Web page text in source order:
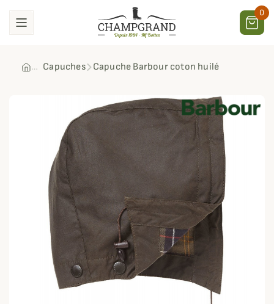
0
Capuches Capuche Barbour coton huilé